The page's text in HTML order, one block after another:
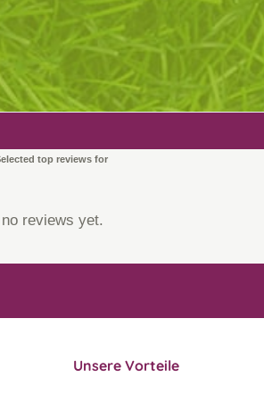
top reviews for
reviews yet.
Unsere Vorteile